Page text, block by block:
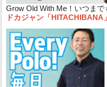
Grow Old With Me！いつまで
ドカジャン「HITACHIBANA